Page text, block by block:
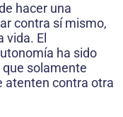
hacer una
contra sí mismo,
vida. El
ha sido
solamente
atenten contra otra